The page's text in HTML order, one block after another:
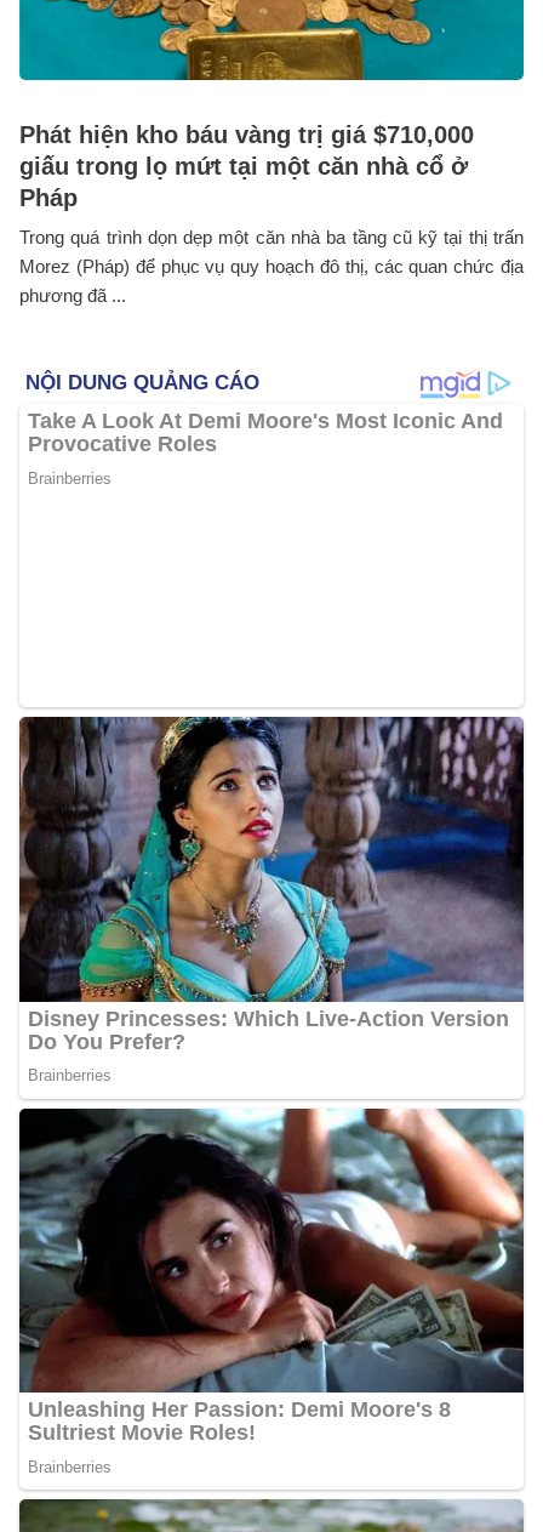
Phát hiện kho báu vàng trị giá $710,000
giấu trong lọ mứt tại một căn nhà cổ ở
Pháp
Trong quá trình dọn dẹp một căn nhà ba tầng cũ kỹ tại thị trấn
Morez (Pháp) để phục vụ quy hoạch đô thị, các quan chức địa
phương đã ...